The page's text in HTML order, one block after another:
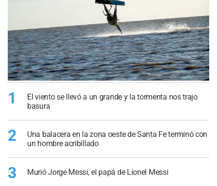
1
El viento se llevó a un grande y la tormenta nos trajo
basura
2
Una balacera en la zona oeste de Santa Fe terminó con
un hombre acribillado
3 Murió Jorge Messi, el papá de Lionel Messi